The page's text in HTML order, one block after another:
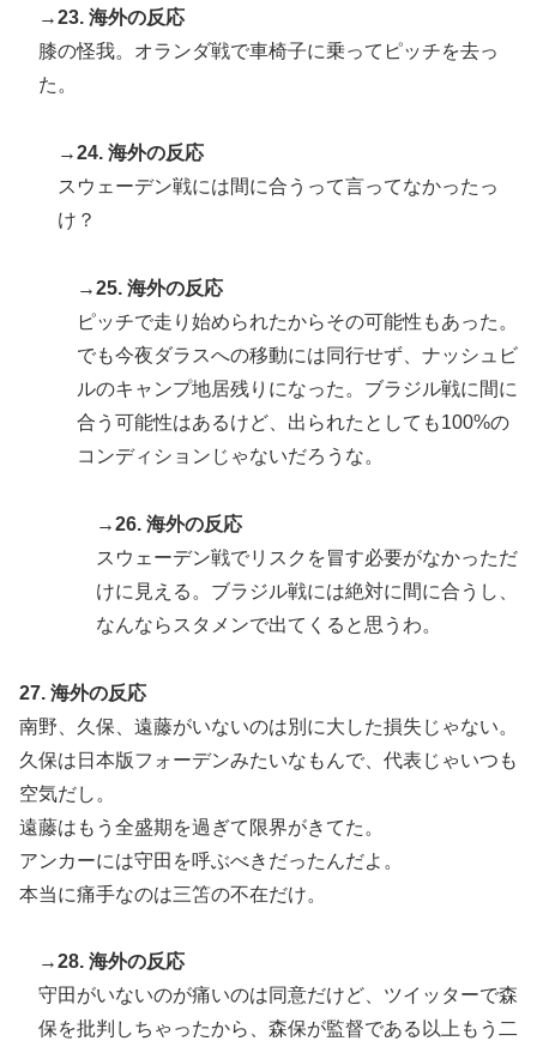
→23. 海外の反応
膝の怪我。オランダ戦で車椅子に乗ってピッチを去っ
た。
→24. 海外の反応
スウェーデン戦には間に合うって言ってなかったっ
け？
→25. 海外の反応
ピッチで走り始められたからその可能性もあった。
でも今夜ダラスへの移動には同行せず、ナッシュビ
ルのキャンプ地居残りになった。ブラジル戦に間に
合う可能性はあるけど、出られたとしても100%の
コンディションじゃないだろうな。
→26. 海外の反応
スウェーデン戦でリスクを冒す必要がなかっただ
けに見える。ブラジル戦には絶対に間に合うし、
なんならスタメンで出てくると思うわ。
27. 海外の反応
南野、久保、遠藤がいないのは別に大した損失じゃない。
久保は日本版フォーデンみたいなもんで、代表じゃいつも
空気だし。
遠藤はもう全盛期を過ぎて限界がきてた。
アンカーには守田を呼ぶべきだったんだよ。
本当に痛手なのは三笘の不在だけ。
→28. 海外の反応
守田がいないのが痛いのは同意だけど、ツイッターで森
保を批判しちゃったから、森保が監督である以上もう二